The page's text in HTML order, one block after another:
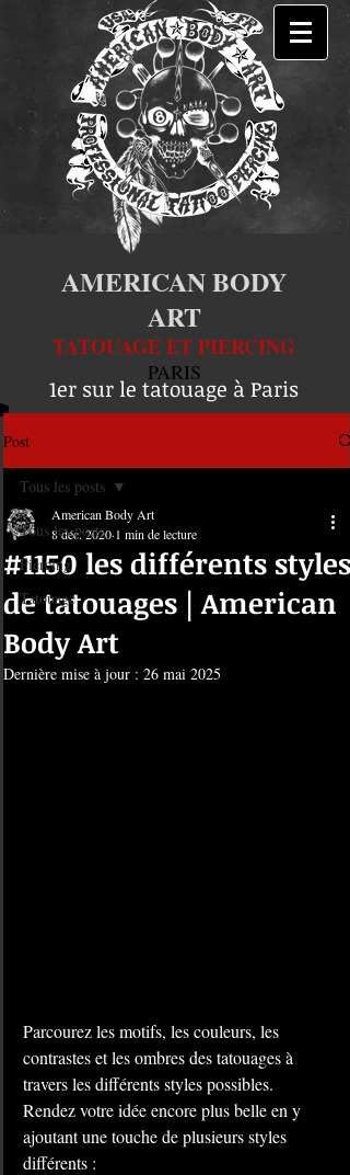
AMERICAN BODY
ART
TATOUAGE ET PIERCING
PARIS
1er sur le tatouage à Paris
Post
Tous les posts
Piercing
Tatouage
Tous les posts
#1150 les différents styles
de tatouages | American
Body Art
American Body Art
8 déc. 2020 1 min de lecture
Dernière mise à jour : 26 mai 2025
Parcourez les motifs, les couleurs, les
contrastes et les ombres des tatouages à
travers les différents styles possibles.
Rendez votre idée encore plus belle en y
ajoutant une touche de plusieurs styles
différents :